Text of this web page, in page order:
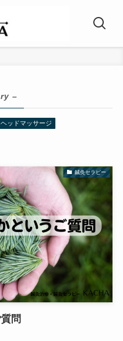
–
ヘッドマッサージ
鍼灸セラピー
問